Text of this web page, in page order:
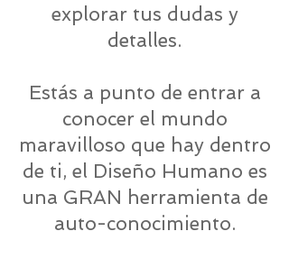
explorar tus dudas y
detalles.
Estás a punto de entrar a
conocer el mundo
maravilloso que hay dentro
de ti, el Diseño Humano es
una GRAN herramienta de
auto-conocimiento.